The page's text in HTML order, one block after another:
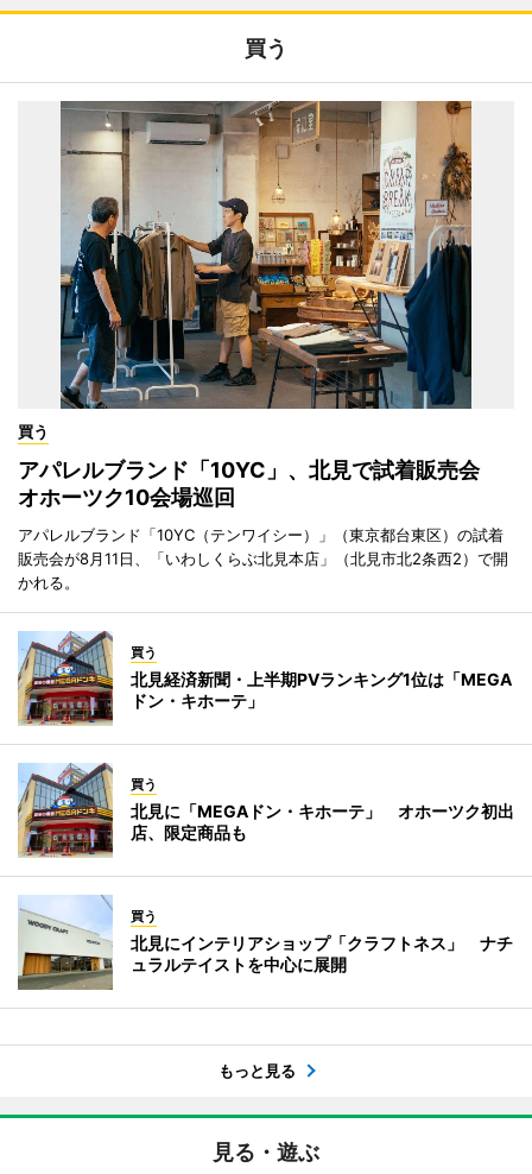
買う
買う
アパレルブランド「10YC」、北見で試着販売会
オホーツク10会場巡回
アパレルブランド「10YC（テンワイシー）」（東京都台東区）の試着
販売会が8月11日、「いわしくらぶ北見本店」（北見市北2条西2）で開
かれる。
買う
北見経済新聞・上半期PVランキング1位は「MEGA
ドン・キホーテ」
買う
北見に「MEGAドン・キホーテ」 オホーツク初出
店、限定商品も
買う
北見にインテリアショップ「クラフトネス」 ナチ
ュラルテイストを中心に展開
もっと見る
見る・遊ぶ